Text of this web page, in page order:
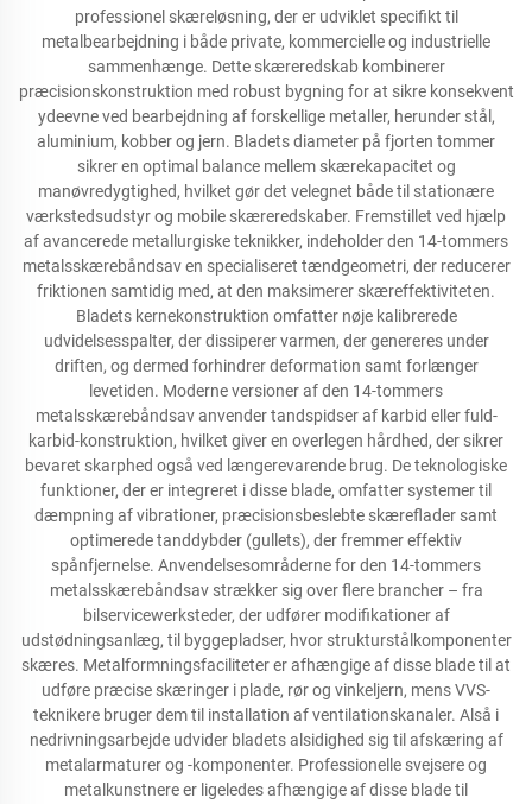
professionel skæreløsning, der er udviklet specifikt til
metalbearbejdning i både private, kommercielle og industrielle
sammenhænge. Dette skæreredskab kombinerer
præcisionskonstruktion med robust bygning for at sikre konsekvent
ydeevne ved bearbejdning af forskellige metaller, herunder stål,
aluminium, kobber og jern. Bladets diameter på fjorten tommer
sikrer en optimal balance mellem skærekapacitet og
manøvredygtighed, hvilket gør det velegnet både til stationære
værkstedsudstyr og mobile skæreredskaber. Fremstillet ved hjælp
af avancerede metallurgiske teknikker, indeholder den 14-tommers
metalsskærebåndsav en specialiseret tændgeometri, der reducerer
friktionen samtidig med, at den maksimerer skæreffektiviteten.
Bladets kernekonstruktion omfatter nøje kalibrerede
udvidelsesspalter, der dissiperer varmen, der genereres under
driften, og dermed forhindrer deformation samt forlænger
levetiden. Moderne versioner af den 14-tommers
metalsskærebåndsav anvender tandspidser af karbid eller fuld-
karbid-konstruktion, hvilket giver en overlegen hårdhed, der sikrer
bevaret skarphed også ved længerevarende brug. De teknologiske
funktioner, der er integreret i disse blade, omfatter systemer til
dæmpning af vibrationer, præcisionsbeslebte skæreflader samt
optimerede tanddybder (gullets), der fremmer effektiv
spånfjernelse. Anvendelsesområderne for den 14-tommers
metalsskærebåndsav strækker sig over flere brancher – fra
bilservicewerksteder, der udfører modifikationer af
udstødningsanlæg, til byggepladser, hvor strukturstålkomponenter
skæres. Metalformningsfaciliteter er afhængige af disse blade til at
udføre præcise skæringer i plade, rør og vinkeljern, mens VVS-
teknikere bruger dem til installation af ventilationskanaler. Alså i
nedrivningsarbejde udvider bladets alsidighed sig til afskæring af
metalarmaturer og -komponenter. Professionelle svejsere og
metalkunstnere er ligeledes afhængige af disse blade til